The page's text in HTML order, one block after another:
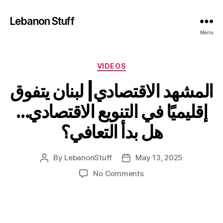
Lebanon Stuff
Menu
Categories
VIDEOS
المشهد الاقتصادي| لبنان يتفوق
إقليميًا في التنويع الاقتصادي…
هل بدأ التعافي؟
Post
By LebanonStuff
PostMay 13, 2025
No Commentson